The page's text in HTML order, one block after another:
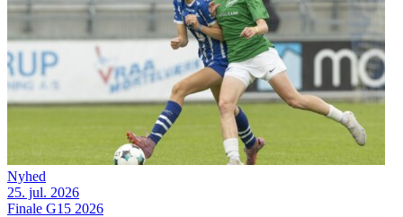
Nyhed
25. jul. 2026
Finale G15 2026